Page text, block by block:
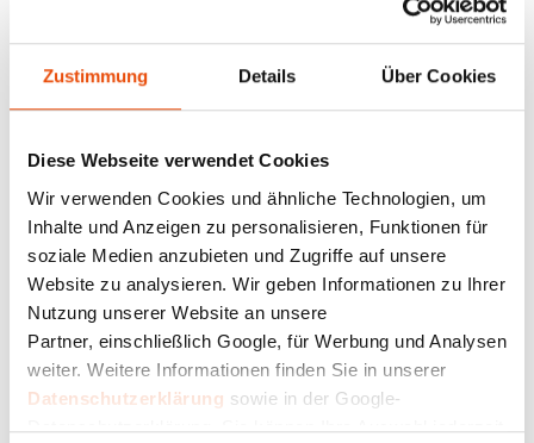
Zustimmung Details Über Cookies
Diese Webseite verwendet Cookies
Wir verwenden Cookies und ähnliche Technologien, um
Inhalte und Anzeigen zu personalisieren, Funktionen für
soziale Medien anzubieten und Zugriffe auf unsere
Website zu analysieren. Wir geben Informationen zu Ihrer
Nutzung unserer Website an unsere
Partner, einschließlich Google, für Werbung und Analysen
weiter. Weitere Informationen finden Sie in unserer
Datenschutzerklärung sowie in der Google-
Datenschutzerklärung. Sie können Ihre Auswahl jederzeit
3 SCHRITTE ZU
IHREM OFEN
Traumofen noch ein Stückchen näher: Wählen Sie
Material und Farbe von Korpus sowie
Seitenverkleidung ganz nach Ihrem persönlichen
Geschmack, ebenso passendes Zubehör wie
Ofenrohre und Bodenplatten. Anschließend
können Sie Ihre Konfiguration als pdf
herunterladen und zu Ihrem persönlichen
Beratungsgespräch bei Ihrem RIKA Händler
mitnehmen!